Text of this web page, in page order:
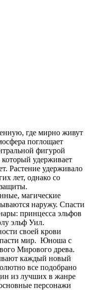
где мирно живут
поглощает
фигурой
удерживает
Растение удерживало
лет, однако со
магические
наружу. Спасти
принцесса эльфов
эльф Уил.
своей крови
мир. Юноша с
Мирового древа.
каждый новый
все подобрано
из лучших в жанре
персонажи